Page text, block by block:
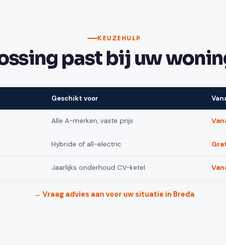
KEUZEHULP
past bij uw
Geschikt voor
Alle A-merken, vaste prijs
Hybride of all-electric
Jaarlijks onderhoud CV-ketel
→ Vraag advies aan voor uw situatie in Breda